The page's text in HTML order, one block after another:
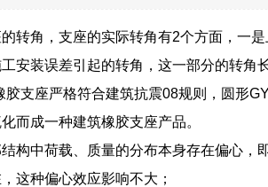
转角，支座的实际转角有2个方面，一
安装误差引起的转角，这一部分的转角
支座严格符合建筑抗震08规则，圆形
而成一种建筑橡胶支座产品。
结构中荷载、质量的分布本身存在偏心
这种偏心效应影响不大；